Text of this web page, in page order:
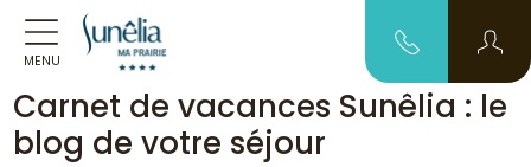
MENU
Carnet de vacances Sunêlia : le
blog de votre séjour